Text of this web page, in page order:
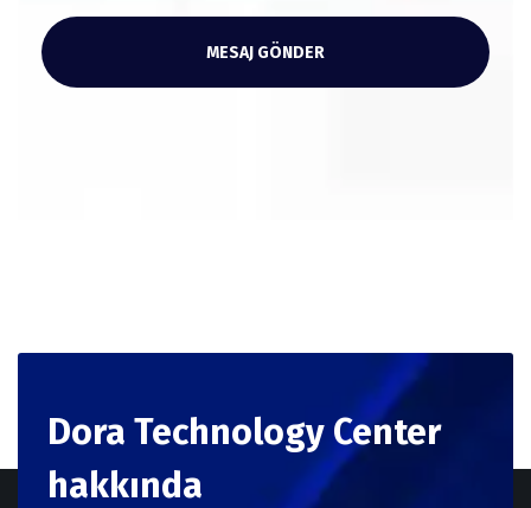
MESAJ GÖNDER
Dora Technology Center
hakkında